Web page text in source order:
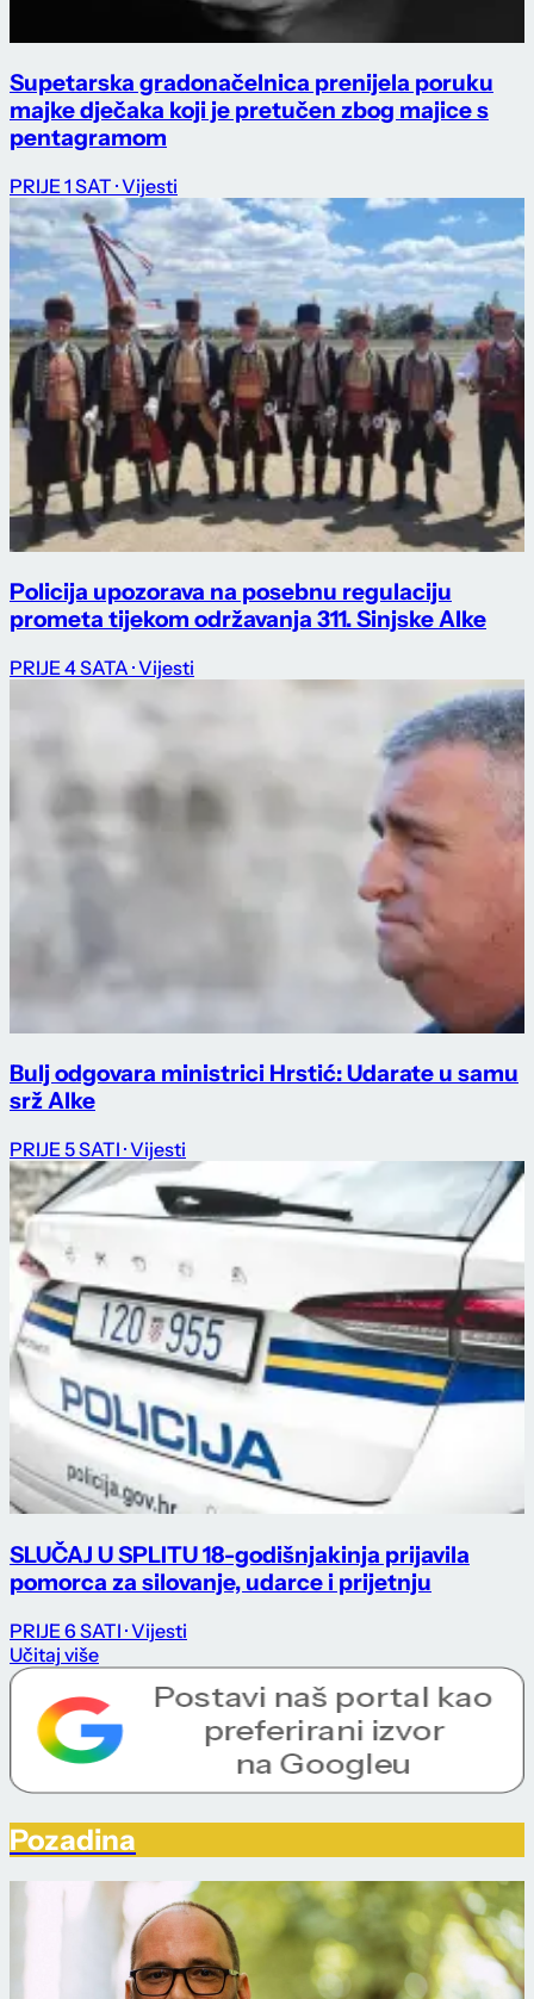
Supetarska gradonačelnica prenijela poruku
majke dječaka koji je pretučen zbog majice s
pentagramom
PRIJE 1 SAT · Vijesti
Policija upozorava na posebnu regulaciju
prometa tijekom održavanja 311. Sinjske Alke
PRIJE 4 SATA · Vijesti
Bulj odgovara ministrici Hrstić: Udarate u samu
srž Alke
PRIJE 5 SATI · Vijesti
SLUČAJ U SPLITU 18-godišnjakinja prijavila
pomorca za silovanje, udarce i prijetnju
PRIJE 6 SATI · Vijesti
Učitaj više
Pozadina